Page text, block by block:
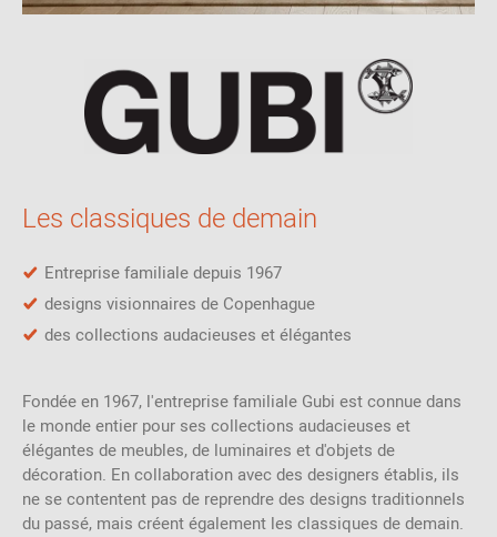
Les classiques de demain
Entreprise familiale depuis 1967
designs visionnaires de Copenhague
des collections audacieuses et élégantes
Fondée en 1967, l'entreprise familiale Gubi est connue dans
le monde entier pour ses collections audacieuses et
élégantes de meubles, de luminaires et d'objets de
décoration. En collaboration avec des designers établis, ils
ne se contentent pas de reprendre des designs traditionnels
du passé, mais créent également les classiques de demain.